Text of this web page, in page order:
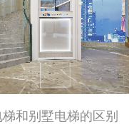
和别墅电梯的区别